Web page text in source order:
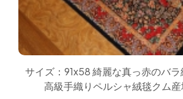
サイズ：91x58 綺麗な真っ赤のバ
高級手織りペルシャ絨毯クム